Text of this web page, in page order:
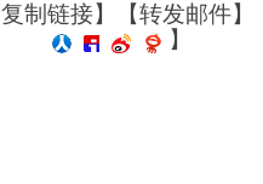
复制链接】【转发邮件】
】